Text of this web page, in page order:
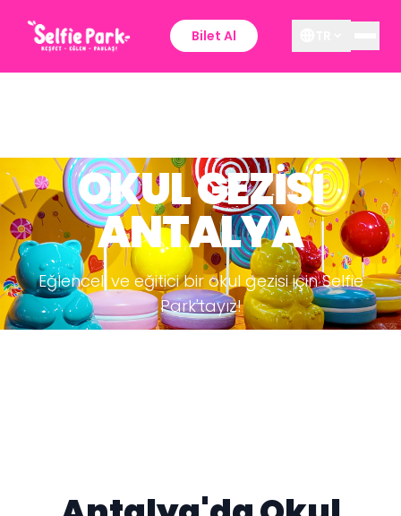
Bilet Al
OKUL GEZİSİ
ANTALYA
Eğlenceli ve eğitici bir okul gezisi için Selfie
Park'tayız!